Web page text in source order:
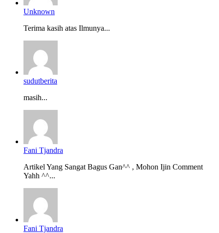
Unknown
Terima kasih atas Ilmunya...
sudutberita
masih...
Fani Tjandra
Artikel Yang Sangat Bagus Gan^^ , Mohon Ijin Comment
Yahh ^^...
Fani Tjandra